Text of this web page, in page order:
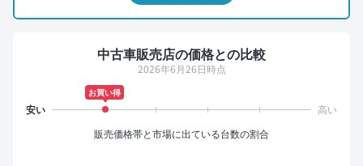
中古車販売店の価格との比較
2026年6月26日時点
お買い得
販売価格帯と市場に出ている台数の割合